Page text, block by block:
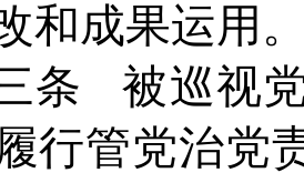
和成果运用
条
被巡视
行管党治党